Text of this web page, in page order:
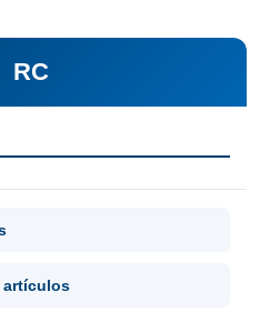
RC
artículos